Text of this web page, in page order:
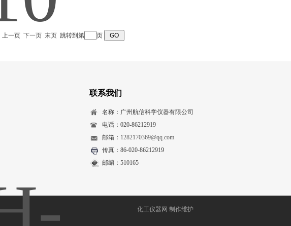
上一页 下一页 末页 跳转到第 页
联系我们
名称：广州航信科学仪器有限公司
电话：020-86212919
邮箱： 1282170369@qq.com
传真：86-020-86212919
邮编：510165
化工仪器网 制作维护